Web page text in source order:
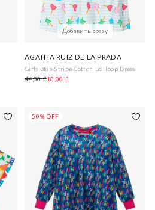
Добавить сразу
AGATHA RUIZ DE LA PRADA
Girls Blue Stripe Cotton Lollipop Dress
44,00 £18,00 £
50% OFF